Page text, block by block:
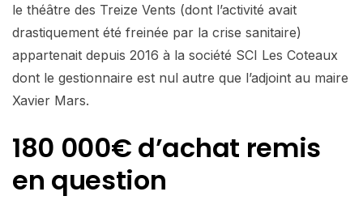
le théâtre des Treize Vents (dont l’activité avait
drastiquement été freinée par la crise sanitaire)
appartenait depuis 2016 à la société SCI Les Coteaux
dont le gestionnaire est nul autre que l’adjoint au maire
Xavier Mars.
180 000€ d’achat remis
en question